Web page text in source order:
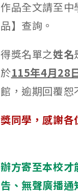
品全文請至中
】查詢。
獎名單之姓名
115年4月28
，逾期回覆恕
同學，感謝各
方寄至本校才
、無聲廣播通